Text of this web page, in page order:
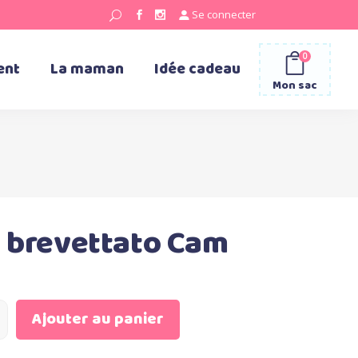
Se connecter
La maman Idée cadeau
Mon sac
0
Cam
Ajouter au panier